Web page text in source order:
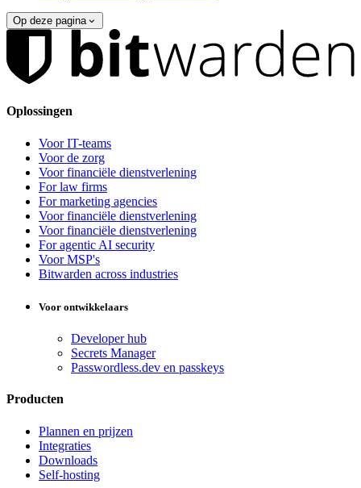
Op deze pagina
Oplossingen
Voor IT-teams
Voor de zorg
Voor financiële dienstverlening
For law firms
For marketing agencies
Voor financiële dienstverlening
Voor financiële dienstverlening
For agentic AI security
Voor MSP's
Bitwarden across industries
Voor ontwikkelaars
Developer hub
Secrets Manager
Passwordless.dev en passkeys
Producten
Plannen en prijzen
Integraties
Downloads
Self-hosting